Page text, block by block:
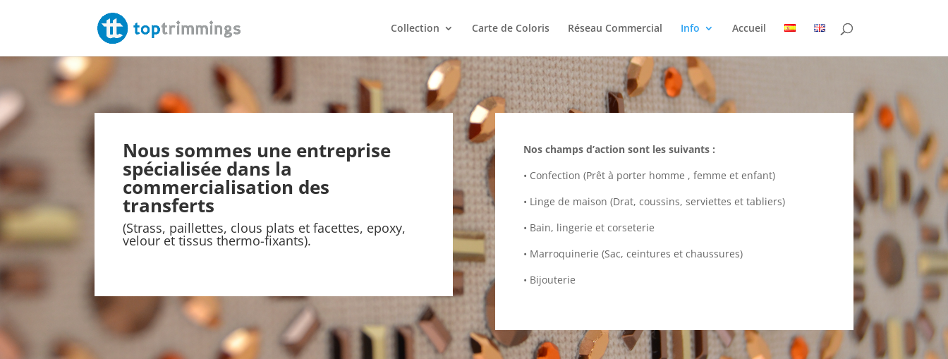
Collection Carte de Coloris Réseau Commercial Info Accueil
Nous sommes une entreprise
spécialisée dans la
commercialisation des
transferts
(Strass, paillettes, clous plats et facettes, epoxy,
velour et tissus thermo-fixants).
Nos champs d’action sont les suivants :
• Confection (Prêt à porter homme , femme et enfant)
• Linge de maison (Drat, coussins, serviettes et tabliers)
• Bain, lingerie et corseterie
• Marroquinerie (Sac, ceintures et chaussures)
• Bijouterie